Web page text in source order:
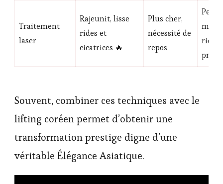
Traitement
laser
Rajeunit, lisse
rides et
cicatrices 🔥
Plus cher,
nécessité de
repos
Peaux
rides
Souvent, combiner ces techniques avec le
lifting coréen permet d’obtenir une
transformation prestige digne d’une
véritable Élégance Asiatique.